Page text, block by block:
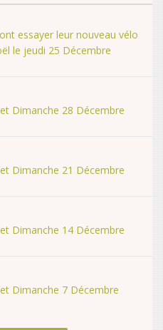
essayer leur nouveau vélo
le jeudi 25 Décembre
Dimanche 28 Décembre
Dimanche 21 Décembre
Dimanche 14 Décembre
Dimanche 7 Décembre